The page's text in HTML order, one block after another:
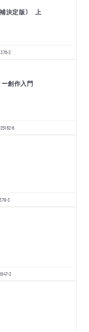
補決定版〕 上
2
創作入門
6
3
2